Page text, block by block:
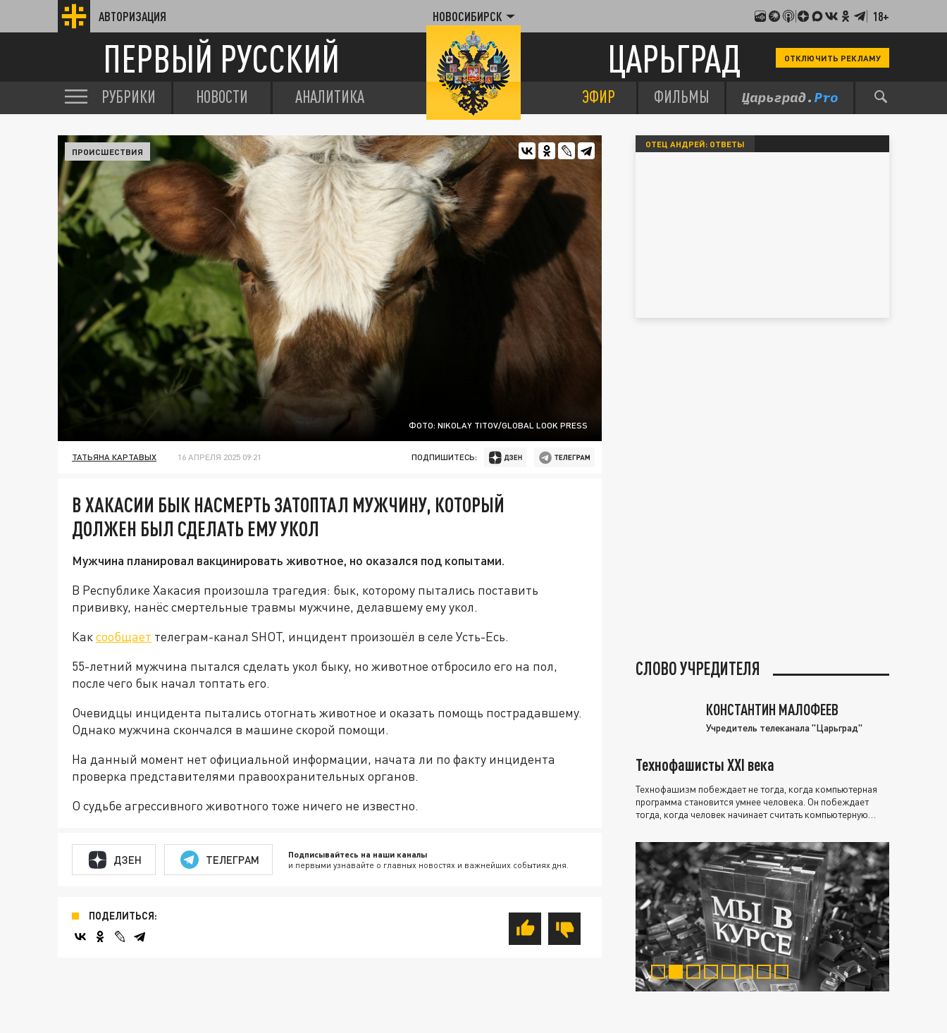
АВТОРИЗАЦИЯ НОВОСИБИРСК 18+
ПЕРВЫЙ РУССКИЙ ЦАРЬГРАД ОТКЛЮЧИТЬ РЕКЛАМУ
РУБРИКИ НОВОСТИ АНАЛИТИКА ЭФИР ФИЛЬМЫ
ФОТО: NIKOLAY TITOV/GLOBAL LOOK PRESS
ПРОИСШЕСТВИЯ
ТАТЬЯНА КАРТАВЫХ 16 АПРЕЛЯ 2025 09:21 ПОДПИШИТЕСЬ:
В ХАКАСИИ БЫК НАСМЕРТЬ ЗАТОПТАЛ МУЖЧИНУ, КОТОРЫЙ
ДОЛЖЕН БЫЛ СДЕЛАТЬ ЕМУ УКОЛ
Мужчина планировал вакцинировать животное, но оказался под копытами.
В Республике Хакасия произошла трагедия: бык, которому пытались поставить
прививку, нанёс смертельные травмы мужчине, делавшему ему укол.
Каксообщает телеграм-канал SHOT, инцидент произошёл в селе Усть-Есь.
55-летний мужчина пытался сделать укол быку, но животное отбросило его на пол,
после чего бык начал топтать его.
Очевидцы инцидента пытались отогнать животное и оказать помощь пострадавшему.
Однако мужчина скончался в машине скорой помощи.
На данный момент нет официальной информации, начата ли по факту инцидента
проверка представителями правоохранительных органов.
О судьбе агрессивного животного тоже ничего не известно.
ДЗЕН ТЕЛЕГРАМ Подписывайтесь на наши каналы
и первыми узнавайте о главных новостях и важнейших событиях дня.
ПОДЕЛИТЬСЯ:
ОТЕЦ АНДРЕЙ: ОТВЕТЫ
СЛОВО УЧРЕДИТЕЛЯ
КОНСТАНТИН МАЛОФЕЕВ
Учредитель телеканала "Царьград"
Технофашисты XXI века
Технофашизм побеждает не тогда, когда компьютерная
программа становится умнее человека. Он побеждает
тогда, когда человек начинает считать компьютерную